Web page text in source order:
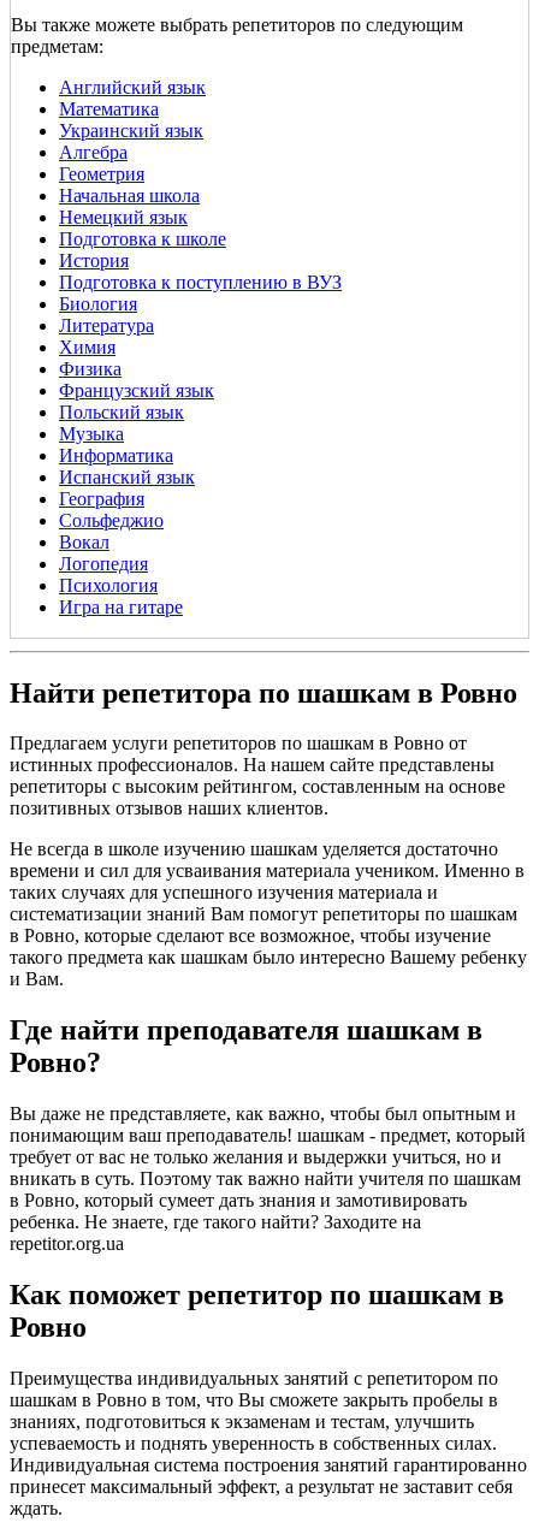
Вы также можете выбрать репетиторов по следующим
предметам:
Английский язык
Математика
Украинский язык
Алгебра
Геометрия
Начальная школа
Немецкий язык
Подготовка к школе
История
Подготовка к поступлению в ВУЗ
Биология
Литература
Химия
Физика
Французский язык
Польский язык
Музыка
Информатика
Испанский язык
География
Сольфеджио
Вокал
Логопедия
Психология
Игра на гитаре
Найти репетитора по шашкам в Ровно
Предлагаем услуги репетиторов по шашкам в Ровно от
истинных профессионалов. На нашем сайте представлены
репетиторы с высоким рейтингом, составленным на основе
позитивных отзывов наших клиентов.
Не всегда в школе изучению шашкам уделяется достаточно
времени и сил для усваивания материала учеником. Именно в
таких случаях для успешного изучения материала и
систематизации знаний Вам помогут репетиторы по шашкам
в Ровно, которые сделают все возможное, чтобы изучение
такого предмета как шашкам было интересно Вашему ребенку
и Вам.
Где найти преподавателя шашкам в
Ровно?
Вы даже не представляете, как важно, чтобы был опытным и
понимающим ваш преподаватель! шашкам - предмет, который
требует от вас не только желания и выдержки учиться, но и
вникать в суть. Поэтому так важно найти учителя по шашкам
в Ровно, который сумеет дать знания и замотивировать
ребенка. Не знаете, где такого найти? Заходите на
repetitor.org.ua
Как поможет репетитор по шашкам в
Ровно
Преимущества индивидуальных занятий с репетитором по
шашкам в Ровно в том, что Вы сможете закрыть пробелы в
знаниях, подготовиться к экзаменам и тестам, улучшить
успеваемость и поднять уверенность в собственных силах.
Индивидуальная система построения занятий гарантированно
принесет максимальный эффект, а результат не заставит себя
ждать.